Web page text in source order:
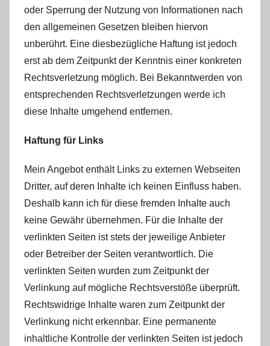
oder Sperrung der Nutzung von Informationen nach
den allgemeinen Gesetzen bleiben hiervon
unberührt. Eine diesbezügliche Haftung ist jedoch
erst ab dem Zeitpunkt der Kenntnis einer konkreten
Rechtsverletzung möglich. Bei Bekanntwerden von
entsprechenden Rechtsverletzungen werde ich
diese Inhalte umgehend entfernen.
Haftung für Links
Mein Angebot enthält Links zu externen Webseiten
Dritter, auf deren Inhalte ich keinen Einfluss haben.
Deshalb kann ich für diese fremden Inhalte auch
keine Gewähr übernehmen. Für die Inhalte der
verlinkten Seiten ist stets der jeweilige Anbieter
oder Betreiber der Seiten verantwortlich. Die
verlinkten Seiten wurden zum Zeitpunkt der
Verlinkung auf mögliche Rechtsverstöße überprüft.
Rechtswidrige Inhalte waren zum Zeitpunkt der
Verlinkung nicht erkennbar. Eine permanente
inhaltliche Kontrolle der verlinkten Seiten ist jedoch